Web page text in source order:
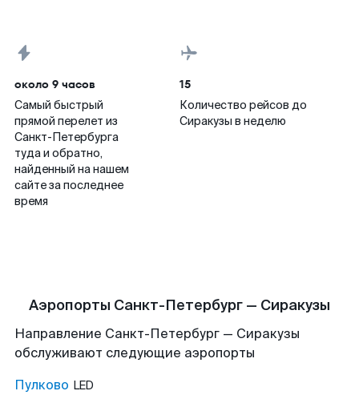
около 9 часов
Самый быстрый
прямой перелет из
Санкт-Петербурга
туда и обратно,
найденный на нашем
сайте за последнее
время
15
Количество рейсов до
Сиракузы в неделю
Аэропорты Санкт-Петербург — Сиракузы
Направление Санкт-Петербург — Сиракузы
обслуживают следующие аэропорты
Пулково LED